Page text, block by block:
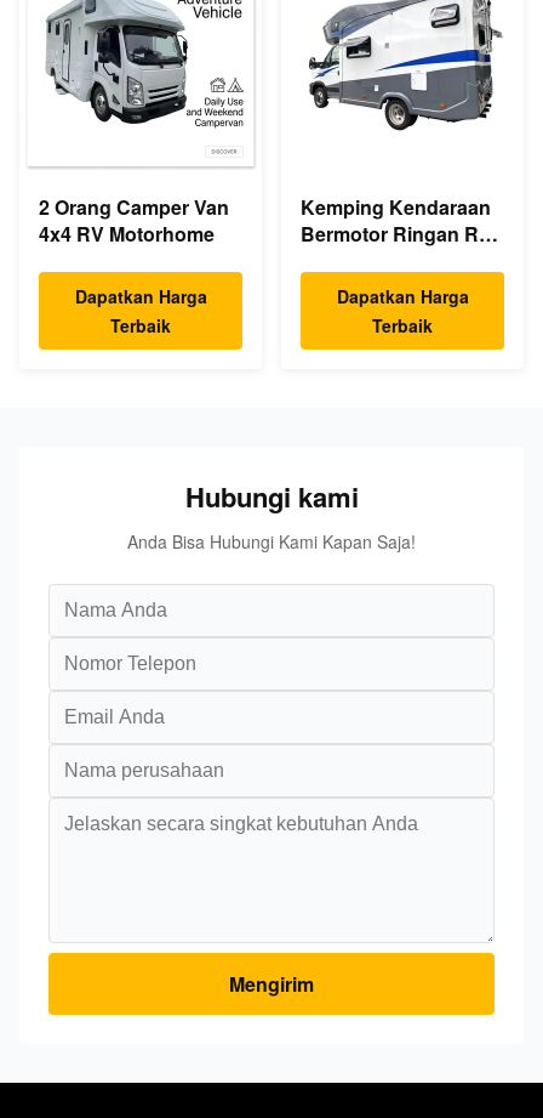
2 Orang Camper Van
4x4 RV Motorhome
Dapatkan Harga
Terbaik
Kemping Kendaraan
Bermotor Ringan RV
Dapatkan Harga
Terbaik
Hubungi kami
Anda Bisa Hubungi Kami Kapan Saja!
Mengirim